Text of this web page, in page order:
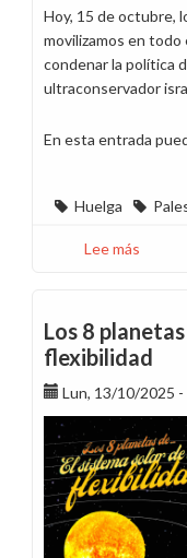
Hoy, 15 de octubre,
movilizamos en todo
condenar la política
ultraconservador
En esta entrada
Huelga
Lee más
jornada
por
en
todo
el
país
Los 8
flexibilidad
Lun, 13/10/2025 -